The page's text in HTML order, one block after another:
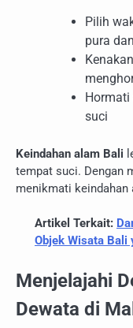
Pilih
pura
suci
Keindahan alam Bali
tempat suci. Dengan
menikmati keindahan
Artikel Terkait:
Objek Wisata
Menjelajahi
Dewata di